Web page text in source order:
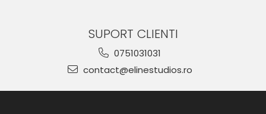
SUPORT CLIENTI
0751031031
contact@elinestudios.ro